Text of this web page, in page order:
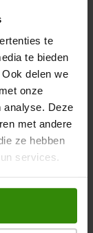
te
te bieden
delen we
onze
analyse. Deze
met andere
ze hebben
services.
wist